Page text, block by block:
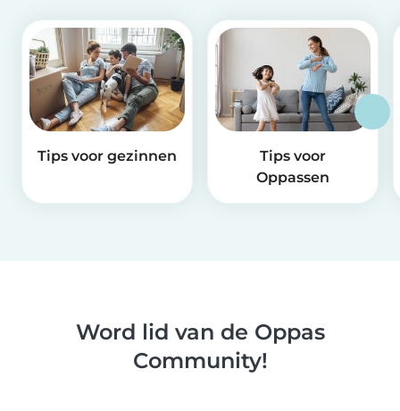
Tips voor gezinnen
Tips voor
Oppassen
Word lid van de Oppas
Community!